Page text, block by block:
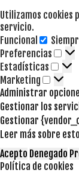
Utilizamos cookies
servicio.
Funcional
Preferencias
Estadísticas
Marketing
Administrar
Gestionar los
Gestionar
Leer más sobre
Acepto Denegado
Política de cookies